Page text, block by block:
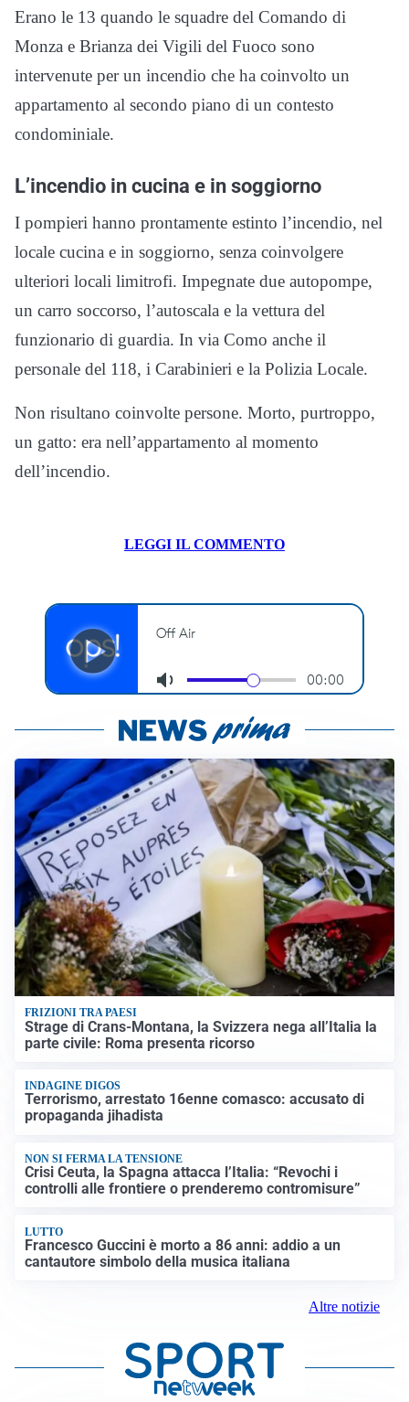
Erano le 13 quando le squadre del Comando di
Monza e Brianza dei Vigili del Fuoco sono
intervenute per un incendio che ha coinvolto un
appartamento al secondo piano di un contesto
condominiale.
L’incendio in cucina e in soggiorno
I pompieri hanno prontamente estinto l’incendio, nel
locale cucina e in soggiorno, senza coinvolgere
ulteriori locali limitrofi. Impegnate due autopompe,
un carro soccorso, l’autoscala e la vettura del
funzionario di guardia. In via Como anche il
personale del 118, i Carabinieri e la Polizia Locale.
Non risultano coinvolte persone. Morto, purtroppo,
un gatto: era nell’appartamento al momento
dell’incendio.
LEGGI IL COMMENTO
FRIZIONI TRA PAESI
Strage di Crans-Montana, la Svizzera nega all’Italia la
parte civile: Roma presenta ricorso
INDAGINE DIGOS
Terrorismo, arrestato 16enne comasco: accusato di
propaganda jihadista
NON SI FERMA LA TENSIONE
Crisi Ceuta, la Spagna attacca l’Italia: “Revochi i
controlli alle frontiere o prenderemo contromisure”
LUTTO
Francesco Guccini è morto a 86 anni: addio a un
cantautore simbolo della musica italiana
Altre notizie